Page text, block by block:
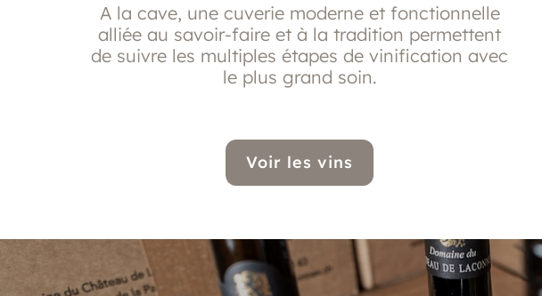
A la cave, une cuverie moderne et fonctionnelle
alliée au savoir-faire et à la tradition permettent
de suivre les multiples étapes de vinification avec
le plus grand soin.
Voir les vins